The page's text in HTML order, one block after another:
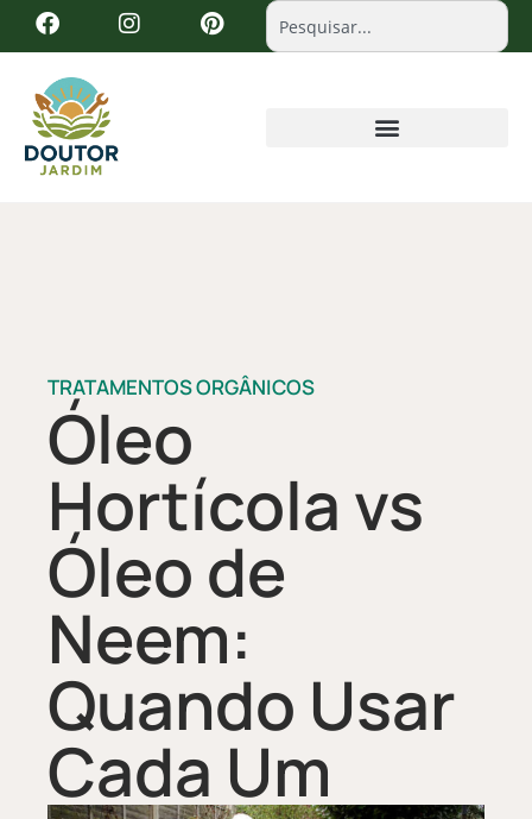
TRATAMENTOS ORGÂNICOS
Óleo
Hortícola vs
Óleo de
Neem:
Quando Usar
Cada Um